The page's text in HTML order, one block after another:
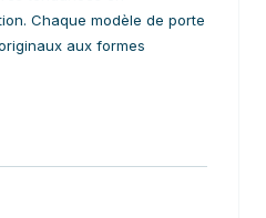
Chaque modèle de porte
aux formes